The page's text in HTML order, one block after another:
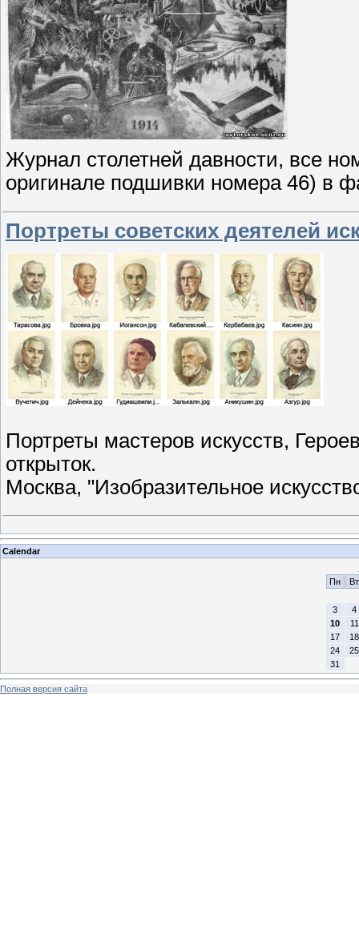
Журнал столетней давности, все
оригинале подшивки номера 46) в
Портреты советских деятелей
Портреты мастеров искусств,
открыток.
Москва, "Изобразительное
Calendar
Пн
Вт
3
4
10
11
17
18
24
25
31
Полная версия сайта